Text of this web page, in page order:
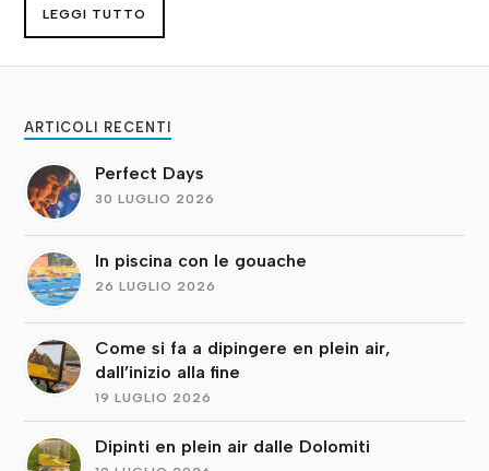
LEGGI TUTTO
ARTICOLI RECENTI
Perfect Days
30 LUGLIO 2026
In piscina con le gouache
26 LUGLIO 2026
Come si fa a dipingere en plein air,
dall’inizio alla fine
19 LUGLIO 2026
Dipinti en plein air dalle Dolomiti